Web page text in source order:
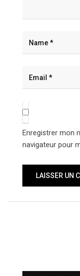
Enregistrer mon
navigateur pour